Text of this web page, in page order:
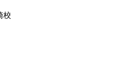
校